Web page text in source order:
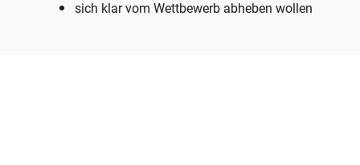
sich klar vom Wettbewerb abheben wollen